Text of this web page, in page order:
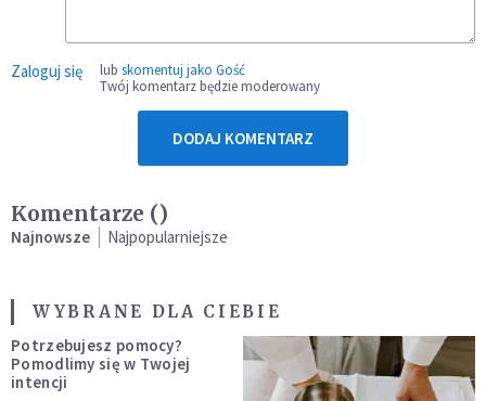
Zaloguj się lub skomentuj jako Gość
Twój komentarz będzie moderowany
DODAJ KOMENTARZ
Komentarze ()
Najnowsze Najpopularniejsze
WYBRANE DLA CIEBIE
Potrzebujesz pomocy?
Pomodlimy się w Twojej
intencji